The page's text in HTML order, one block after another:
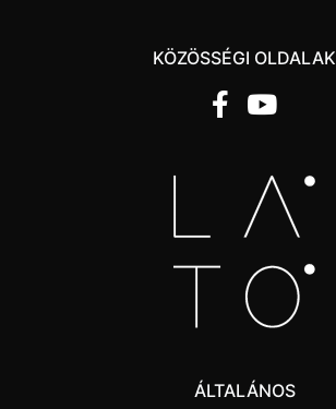
KÖZÖSSÉGI OLDALAK
ÁLTALÁNOS